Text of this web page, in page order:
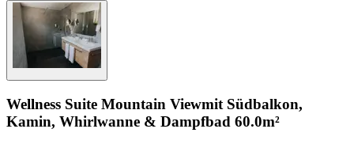
Wellness Suite Mountain Viewmit Südbalkon,
Kamin, Whirlwanne & Dampfbad 60.0m²